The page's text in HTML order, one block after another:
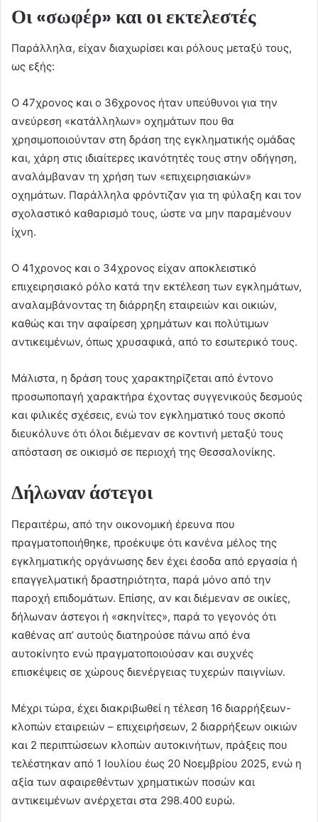
Οι «σωφέρ» και οι εκτελεστές
Παράλληλα, είχαν διαχωρίσει και ρόλους μεταξύ τους,
ως εξής:
Ο 47χρονος και ο 36χρονος ήταν υπεύθυνοι για την
ανεύρεση «κατάλληλων» οχημάτων που θα
χρησιμοποιούνταν στη δράση της εγκληματικής ομάδας
και, χάρη στις ιδιαίτερες ικανότητές τους στην οδήγηση,
αναλάμβαναν τη χρήση των «επιχειρησιακών»
οχημάτων. Παράλληλα φρόντιζαν για τη φύλαξη και τον
σχολαστικό καθαρισμό τους, ώστε να μην παραμένουν
ίχνη.
Ο 41χρονος και ο 34χρονος είχαν αποκλειστικό
επιχειρησιακό ρόλο κατά την εκτέλεση των εγκλημάτων,
αναλαμβάνοντας τη διάρρηξη εταιρειών και οικιών,
καθώς και την αφαίρεση χρημάτων και πολύτιμων
αντικειμένων, όπως χρυσαφικά, από το εσωτερικό τους.
Μάλιστα, η δράση τους χαρακτηρίζεται από έντονο
προσωποπαγή χαρακτήρα έχοντας συγγενικούς δεσμούς
και φιλικές σχέσεις, ενώ τον εγκληματικό τους σκοπό
διευκόλυνε ότι όλοι διέμεναν σε κοντινή μεταξύ τους
απόσταση σε οικισμό σε περιοχή της Θεσσαλονίκης.
Δήλωναν άστεγοι
Περαιτέρω, από την οικονομική έρευνα που
πραγματοποιήθηκε, προέκυψε ότι κανένα μέλος της
εγκληματικής οργάνωσης δεν έχει έσοδα από εργασία ή
επαγγελματική δραστηριότητα, παρά μόνο από την
παροχή επιδομάτων. Επίσης, αν και διέμεναν σε οικίες,
δήλωναν άστεγοι ή «σκηνίτες», παρά το γεγονός ότι
καθένας απ’ αυτούς διατηρούσε πάνω από ένα
αυτοκίνητο ενώ πραγματοποιούσαν και συχνές
επισκέψεις σε χώρους διενέργειας τυχερών παιγνίων.
Μέχρι τώρα, έχει διακριβωθεί η τέλεση 16 διαρρήξεων-
κλοπών εταιρειών – επιχειρήσεων, 2 διαρρήξεων οικιών
και 2 περιπτώσεων κλοπών αυτοκινήτων, πράξεις που
τελέστηκαν από 1 Ιουλίου έως 20 Νοεμβρίου 2025, ενώ η
αξία των αφαιρεθέντων χρηματικών ποσών και
αντικειμένων ανέρχεται στα 298.400 ευρώ.